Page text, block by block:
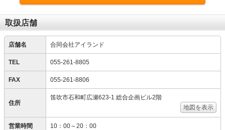
取扱店舗
店舗名 合同会社アイランド
TEL 055-261-8805
FAX 055-261-8806
住所
笛吹市石和町広瀬623-1 総合企画ビル2階
地図を表示
営業時間 10：00～20：00